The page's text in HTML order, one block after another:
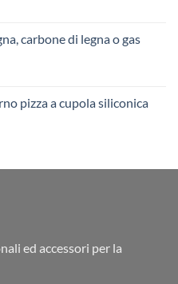
carbone di legna o gas
pizza a cupola siliconica
ed accessori per la